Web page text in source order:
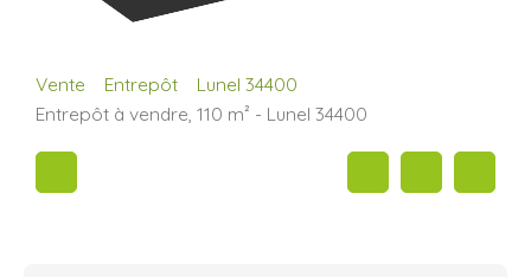
Vente Entrepôt
Lunel 34400
Entrepôt à vendre, 110 m² - Lunel 34400